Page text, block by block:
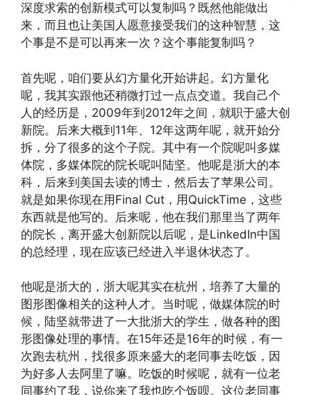
深度求索的创新模式可以复制吗？既然他能做出
来，而且也让美国人愿意接受我们的这种智慧，这
个事是不是可以再来一次？这个事能复制吗？
首先呢，咱们要从幻方量化开始讲起。幻方量化
呢，我其实跟他还稍微打过一点点交道。我自己个
人的经历是，2009年到2012年之间，就职于盛大创
新院。后来大概到11年、12年这两年呢，就开始分
拆，分了很多的这个子院。其中有一个院呢叫多媒
体院，多媒体院的院长呢叫陆坚。他呢是浙大的本
科，后来到美国去读的博士，然后去了苹果公司。
就是如果你现在用Final Cut，用QuickTime，这些
东西就是他写的。后来呢，他在我们那里当了两年
的院长，离开盛大创新院以后呢，是LinkedIn中国
的总经理，现在应该已经进入半退休状态了。
他呢是浙大的，浙大呢其实在杭州，培养了大量的
图形图像相关的这种人才。当时呢，做媒体院的时
候，陆坚就带进了一大批浙大的学生，做各种的图
形图像处理的事情。在15年还是16年的时候，有一
次跑去杭州，找很多原来盛大的老同事去吃饭，因
为好多人去阿里了嘛。吃饭的时候呢，就有一位老
同事约了我，说你来了我也吃个饭呗。这位老同事